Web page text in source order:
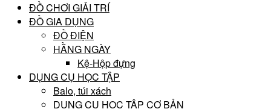
ĐỒ CHƠI GIẢI TRÍ
ĐỒ GIA DỤNG
ĐỒ ĐIỆN
HẰNG NGÀY
Kệ-Hộp đựng
DỤNG CỤ HỌC TẬP
Balo, túi xách
DỤNG CỤ HỌC TẬP CƠ BẢN